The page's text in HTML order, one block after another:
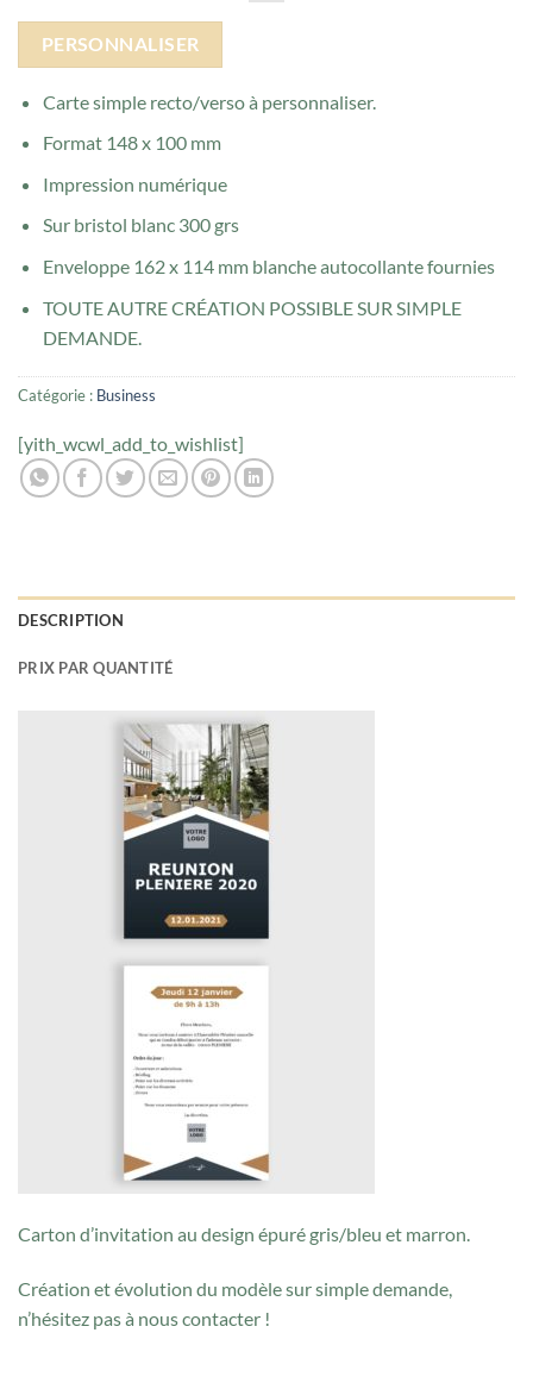
PERSONNALISER
Carte simple recto/verso à personnaliser.
Format 148 x 100 mm
Impression numérique
Sur bristol blanc 300 grs
Enveloppe 162 x 114 mm blanche autocollante fournies
TOUTE AUTRE CRÉATION POSSIBLE SUR SIMPLE
DEMANDE.
Catégorie : Business
[yith_wcwl_add_to_wishlist]
DESCRIPTION
PRIX PAR QUANTITÉ
Carton d’invitation au design épuré gris/bleu et marron.
Création et évolution du modèle sur simple demande,
n’hésitez pas à nous contacter !